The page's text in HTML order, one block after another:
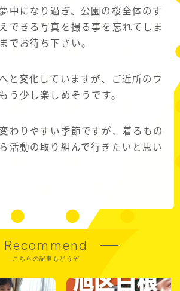
中になり過ぎ、公園の桜全体のす
できる写真を撮る事を忘れてしま
でお待ち下さい。
と変化していますが、ご近所のウ
う少し楽しめそうです。
わりやすい季節ですが、着るもの
活動の取り組んで行きたいと思い
Recommend
こちらの記事もどうぞ